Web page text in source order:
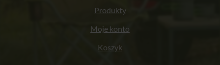
Produkty
Moje konto
Koszyk